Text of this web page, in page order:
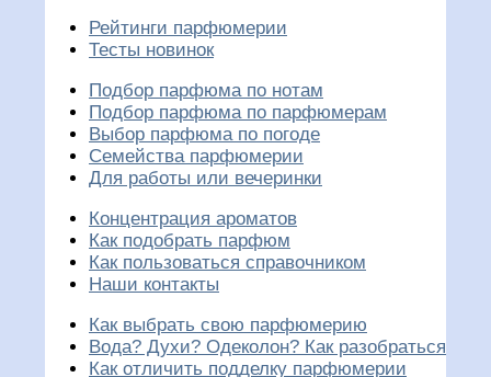
Рейтинги парфюмерии
Тесты новинок
Подбор парфюма по нотам
Подбор парфюма по парфюмерам
Выбор парфюма по погоде
Семейства парфюмерии
Для работы или вечеринки
Концентрация ароматов
Как подобрать парфюм
Как пользоваться справочником
Наши контакты
Как выбрать свою парфюмерию
Вода? Духи? Одеколон? Как разобраться
Как отличить подделку парфюмерии